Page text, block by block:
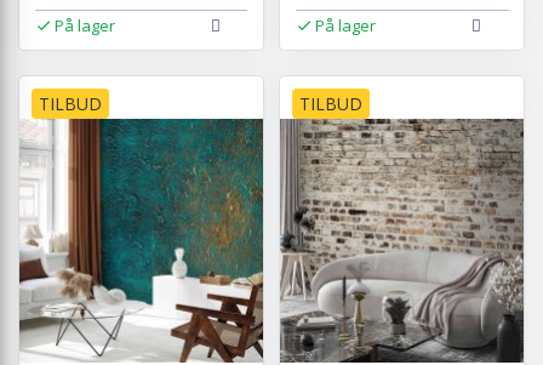
På lager På lager
TILBUD TILBUD